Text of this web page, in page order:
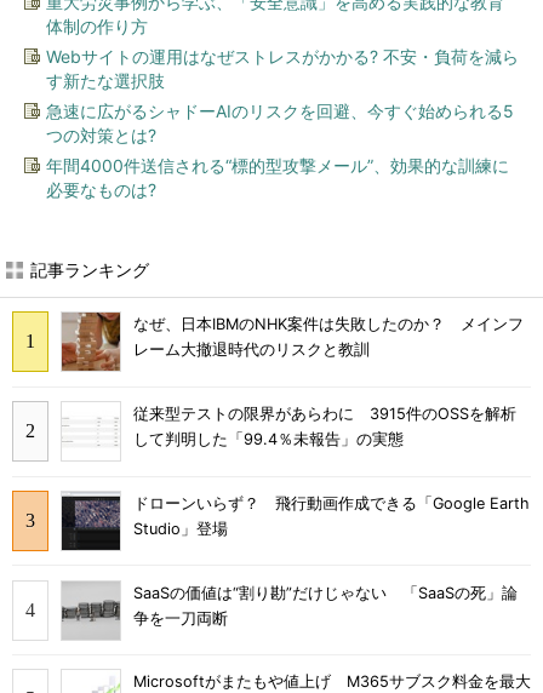
体制の作り方
Webサイトの運用はなぜストレスがかかる? 不安・負荷を減ら
す新たな選択肢
急速に広がるシャドーAIのリスクを回避、今すぐ始められる5
つの対策とは?
年間4000件送信される“標的型攻撃メール”、効果的な訓練に
必要なものは?
記事ランキング
なぜ、日本IBMのNHK案件は失敗したのか？ メインフ
レーム大撤退時代のリスクと教訓
従来型テストの限界があらわに 3915件のOSSを解析
して判明した「99.4％未報告」の実態
ドローンいらず？ 飛行動画作成できる「Google Earth
Studio」登場
SaaSの価値は“割り勘”だけじゃない 「SaaSの死」論
争を一刀両断
Microsoftがまたもや値上げ M365サブスク料金を最大